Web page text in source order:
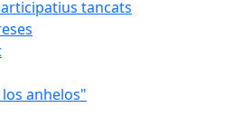
tancats
anhelos"